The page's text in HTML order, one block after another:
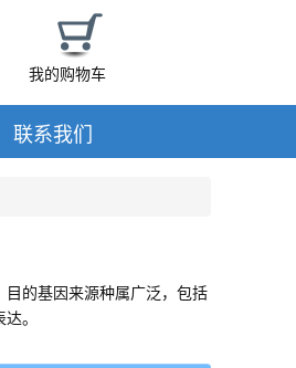
我的购物车
联系我们
目的基因来源种属广泛，包括
。